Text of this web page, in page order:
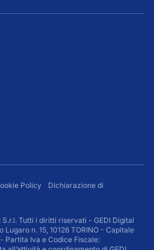
Policy
Dichiarazione di
Tutti i diritti riservati - GEDI Digital
Lugaro n. 15, 10126 TORINO - Capitale
Partita Iva e Codice Fiscale: